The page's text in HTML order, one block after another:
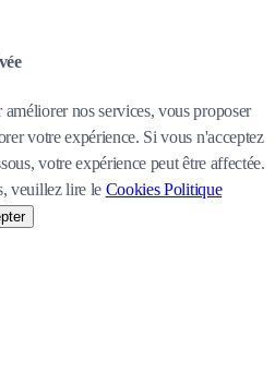
nos services, vous proposer
votre expérience. Si vous n'acceptez
votre expérience peut être affectée.
veuillez lire le Cookies Politique